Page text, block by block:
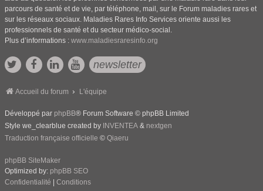
parcours de santé et de vie, par téléphone, mail, sur le Forum maladies rares et
sur les réseaux sociaux. Maladies Rares Info Services oriente aussi les
professionnels de santé et du secteur médico-social.
Plus d’informations : www.maladiesraresinfo.org
newsletter
Accueil du forum L'équipe
Développé par phpBB® Forum Software © phpBB Limited
Style we_clearblue created by INVENTEA & nextgen
Traduction française officielle © Qiaeru
phpBB SiteMaker
Optimized by: phpBB SEO
Confidentialité
Conditions